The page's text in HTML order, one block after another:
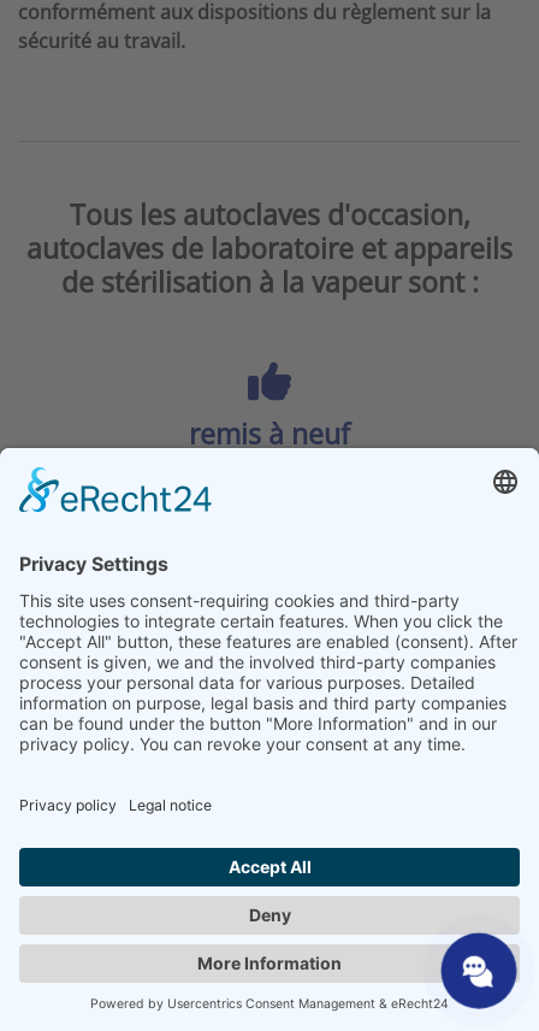
conformément aux dispositions du règlement sur la
sécurité au travail.
Tous les autoclaves d'occasion,
autoclaves de laboratoire et appareils
de stérilisation à la vapeur sont :
remis à neuf
remis à neuf dans les règles
de l'art
Réservoirs sous pression, contrôle de
pression compris
entièrement entretenu
avec de nouvelles pièces de rechange
telles que des filtres, des vannes et des
joints.
Si nécessaire : nouveaux faisceaux de